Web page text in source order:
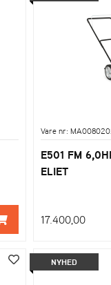
Vare nr:
E501 FM
ELIET
17.400,00
NYHED